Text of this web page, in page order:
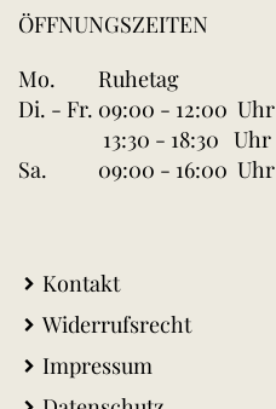
ÖFFNUNGSZEITEN
Mo.
Ruhetag
Di. - Fr. 09:00 - 12:00 Uhr
13:30 - 18:30 Uhr
Sa.
09:00 - 16:00 Uhr
Kontakt
Widerrufsrecht
Impressum